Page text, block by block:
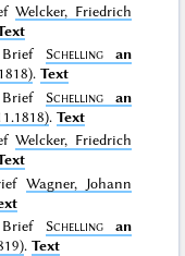
Welcker, Friedrich
Schelling
an
.Text
Schelling
an
.Text
Welcker, Friedrich
Wagner, Johann
Schelling
an
.Text